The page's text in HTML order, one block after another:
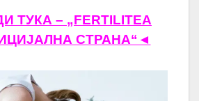
ТУКА – „FERTILITEA
СТРАНА“◄